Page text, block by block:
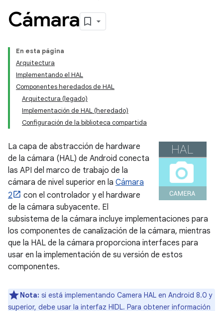
Cámara
En esta página
Arquitectura
Implementando el HAL
Componentes heredados de HAL
Arquitectura (legado)
Implementación de HAL (heredado)
Configuración de la biblioteca compartida
La capa de abstracción de hardware
de la cámara (HAL) de Android conecta
las API del marco de trabajo de la
cámara de nivel superior en la Cámara
2
con el controlador y el hardware
de la cámara subyacente. El
subsistema de la cámara incluye implementaciones para
los componentes de canalización de la cámara, mientras
que la HAL de la cámara proporciona interfaces para
usar en la implementación de su versión de estos
componentes.
Nota: si está implementando Camera HAL en Android 8.0 y
superior, debe usar la interfaz HIDL. Para obtener información